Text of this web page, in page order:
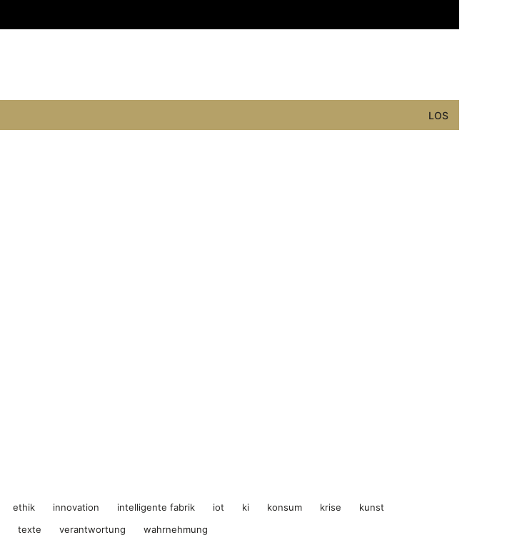
ethik innovation intelligente fabrik iot ki konsum krise
kunst
texte verantwortung wahrnehmung